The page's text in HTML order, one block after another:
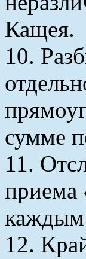
Кащея.
10.
сумме
11.
приема
12.